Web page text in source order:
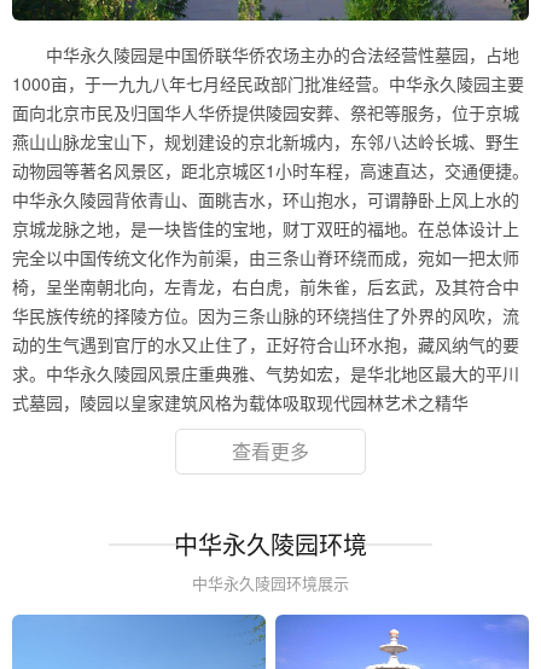
中华永久陵园是中国侨联华侨农场主办的合法经营性墓园，占地
1000亩，于一九九八年七月经民政部门批准经营。中华永久陵园主要
面向北京市民及归国华人华侨提供陵园安葬、祭祀等服务，位于京城
燕山山脉龙宝山下，规划建设的京北新城内，东邻八达岭长城、野生
动物园等著名风景区，距北京城区1小时车程，高速直达，交通便捷。
中华永久陵园背依青山、面眺吉水，环山抱水，可谓静卧上风上水的
京城龙脉之地，是一块皆佳的宝地，财丁双旺的福地。在总体设计上
完全以中国传统文化作为前渠，由三条山脊环绕而成，宛如一把太师
椅，呈坐南朝北向，左青龙，右白虎，前朱雀，后玄武，及其符合中
华民族传统的择陵方位。因为三条山脉的环绕挡住了外界的风吹，流
动的生气遇到官厅的水又止住了，正好符合山环水抱，藏风纳气的要
求。中华永久陵园风景庄重典雅、气势如宏，是华北地区最大的平川
式墓园，陵园以皇家建筑风格为载体吸取现代园林艺术之精华
查看更多
中华永久陵园环境
中华永久陵园环境展示